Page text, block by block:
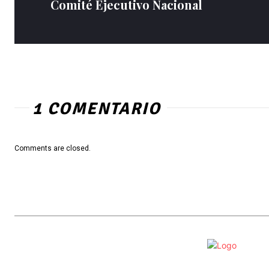
Comité Ejecutivo Nacional
1 COMENTARIO
Comments are closed.